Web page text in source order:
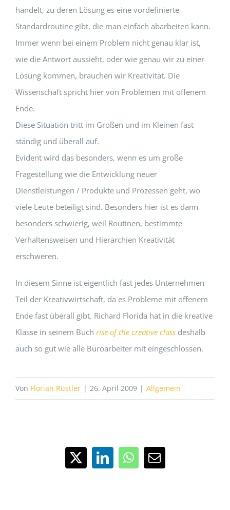
handelt, zu deren Lösung es eine vordefinierte
Standardroutine gibt, die man einfach abarbeiten kann.
Immer wenn bei einem Problem nicht genau klar ist,
wie die Antwort aussieht, oder wie genau wir zu einer
Lösung kommen, brauchen wir Kreativität. Die
Wissenschaft spricht hier von Problemen mit offenem
Ende.
Diese Situation tritt im Großen und im Kleinen fast
ständig und überall auf.
Evident wird das besonders, wenn es um große
Fragestellung wie die Entwicklung neuer
Dienstleistungen / Produkte und Prozessen geht, wo
viele Leute beteiligt sind. Besonders hier ist es dann
besonders schwierig, weil Routinen, bestimmte
Verhaltensweisen und Hierarchien Kreativität
erschweren.
In diesem Sinne ist eigentlich fast jedes Unternehmen
Teil der Kreativwirtschaft, da es Probleme mit offenem
Ende fast überall gibt. Richard Florida hat in die kreative
Klasse in seinem Buch rise of the creative classdeshalb
auch so gut wie alle Büroarbeiter mit eingeschlossen.
Von Florian Rustler | 26. April 2009 | Allgemein
X LinkedInWhatsApp
E-